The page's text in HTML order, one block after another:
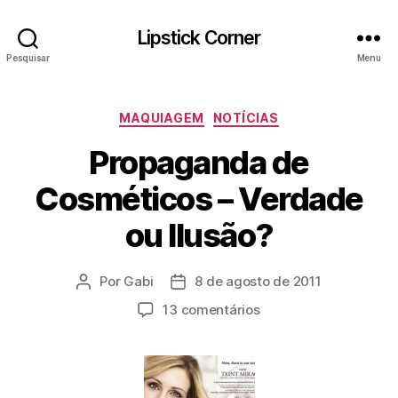
Pesquisar
Lipstick Corner
Menu
Categorias
MAQUIAGEM NOTÍCIAS
Propaganda de
Cosméticos – Verdade
ou Ilusão?
Autor
Por Gabi
Data8 de agosto de 2011
13 comentáriosem